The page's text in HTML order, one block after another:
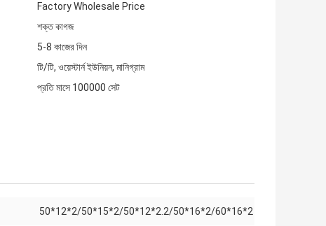
Factory Wholesale Price
শক্ত কাগজ
5-8 কাজের দিন
টি/টি, ওয়েস্টার্ন ইউনিয়ন, মানিগ্রাম
প্রতি মাসে 100000 সেট
50*12*2/50*15*2/50*12*2.2/50*16*2/60*16*2